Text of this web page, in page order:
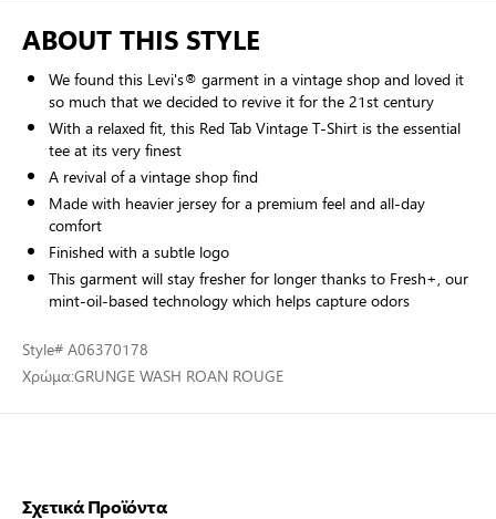
ABOUT THIS STYLE
We found this Levi's® garment in a vintage shop and loved it
so much that we decided to revive it for the 21st century
With a relaxed fit, this Red Tab Vintage T-Shirt is the essential
tee at its very finest
A revival of a vintage shop find
Made with heavier jersey for a premium feel and all-day
comfort
Finished with a subtle logo
This garment will stay fresher for longer thanks to Fresh+, our
mint-oil-based technology which helps capture odors
Style# A06370178
Χρώμα:GRUNGE WASH ROAN ROUGE
Σχετικά Προϊόντα